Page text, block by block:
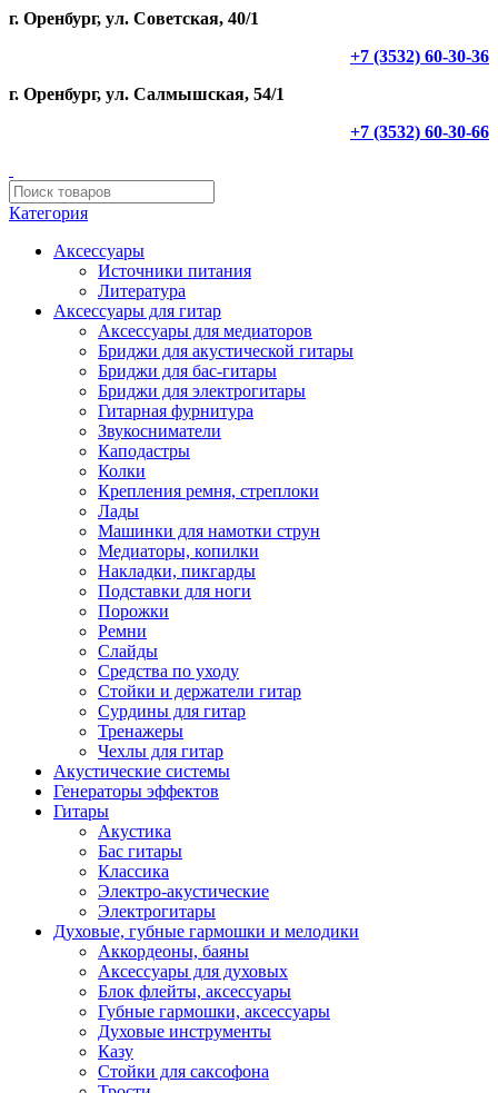
г. Оренбург, ул. Советская, 40/1
+7 (3532) 60-30-36
г. Оренбург, ул. Салмышская, 54/1
+7 (3532) 60-30-66
Категория
Аксессуары
Источники питания
Литература
Аксессуары для гитар
Аксессуары для медиаторов
Бриджи для акустической гитары
Бриджи для бас-гитары
Бриджи для электрогитары
Гитарная фурнитура
Звукосниматели
Каподастры
Колки
Крепления ремня, стреплоки
Лады
Машинки для намотки струн
Медиаторы, копилки
Накладки, пикгарды
Подставки для ноги
Порожки
Ремни
Слайды
Средства по уходу
Стойки и держатели гитар
Сурдины для гитар
Тренажеры
Чехлы для гитар
Акустические системы
Генераторы эффектов
Гитары
Акустика
Бас гитары
Классика
Электро-акустические
Электрогитары
Духовые, губные гармошки и мелодики
Аккордеоны, баяны
Аксессуары для духовых
Блок флейты, аксессуары
Губные гармошки, аксессуары
Духовые инструменты
Казу
Стойки для саксофона